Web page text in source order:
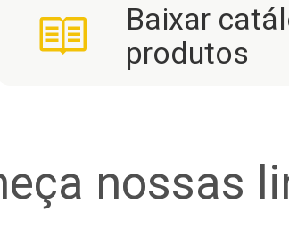
Baixar
produtos
nossas